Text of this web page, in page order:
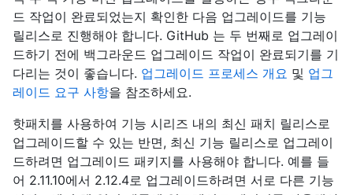
드 작업이 완료되었는지 확인한 다음 업그레이드를 기능
릴리스로 진행해야 합니다. GitHub 는 두 번째로 업그레이
드하기 전에 백그라운드 업그레이드 작업이 완료되기를 기
다리는 것이 좋습니다. 업그레이드 프로세스 개요 및 업그
레이드 요구 사항을 참조하세요.
핫패치를 사용하여 기능 시리즈 내의 최신 패치 릴리스로
업그레이드할 수 있는 반면, 최신 기능 릴리스로 업그레이
드하려면 업그레이드 패키지를 사용해야 합니다. 예를 들
어 2.11.10에서 2.12.4로 업그레이드하려면 서로 다른 기능